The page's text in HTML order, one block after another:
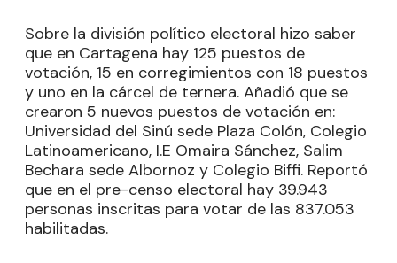
Sobre la división político electoral hizo saber
que en Cartagena hay 125 puestos de
votación, 15 en corregimientos con 18 puestos
y uno en la cárcel de ternera. Añadió que se
crearon 5 nuevos puestos de votación en:
Universidad del Sinú sede Plaza Colón, Colegio
Latinoamericano, I.E Omaira Sánchez, Salim
Bechara sede Albornoz y Colegio Biffi. Reportó
que en el pre-censo electoral hay 39.943
personas inscritas para votar de las 837.053
habilitadas.